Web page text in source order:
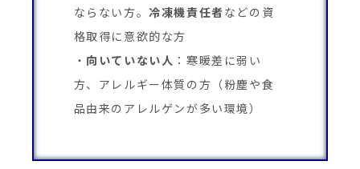
ならない方。 冷凍機責任者などの資
格取得に意欲的な方
向いていない人 ：寒暖差に弱い
方、アレルギー体質の方（粉塵や食
品由来のアレルゲンが多い環境）